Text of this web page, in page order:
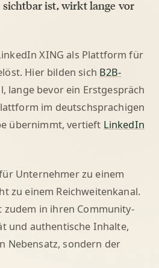
ist, wirkt lange vor
XING als Plattform für
Hier bilden sich B2B-
lange bevor ein Erstgespräch
im deutschsprachigen
übernimmt, vertieft LinkedIn
Unternehmer zu einem
zu einem Reichweitenkanal.
in ihren Community-
und authentische Inhalte,
Nebensatz, sondern der